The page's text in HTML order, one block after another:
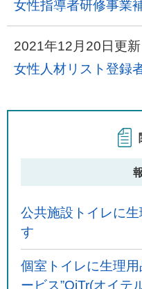
女性指導者研修事業
2021年12月20日更新
女性人材リスト登録
公共施設トイレに
す
個室トイレに生理
ービス”OiTr(オイテ